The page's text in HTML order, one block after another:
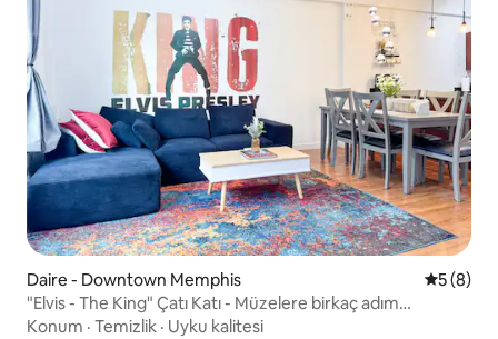
Daire - Downtown Memphis 55 (8)
"Elvis - The King" Çatı Katı - Müzelere birkaç adım
mesafede
Konum · Temizlik · Uyku kalitesi